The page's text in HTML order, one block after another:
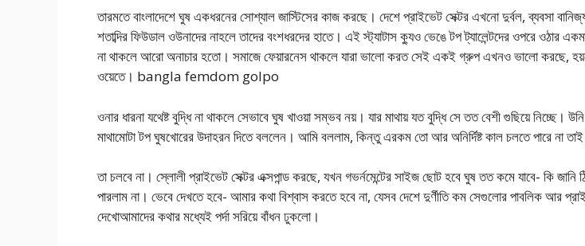
তারমতে বাংলাদেশে ঘুষ একধরনের সোশ্যাল জাস্টিসের কাজ করছে। দেশে প্রাইভেট সেক্টর এখনো দুর্বল, ব্যবসা
শতাব্দির ফিউডাল ওউনাদের নাহলে তাদের বংশধরদের হাতে। এই স্ট্যাটাস ক্যুও ভেঙে টপ ট্যালেন্টদের ওপরে ওঠার
না থাকলে আরো অনাচার হতো। সমাজে ফেয়ারনেস থাকলে যারা ভালো করত সেই একই গ্রুপ এখনও ভালো করছে,
ওয়েতে। bangla femdom golpo
ওনার ধারনা যথেষ্ট বুদ্ধি না থাকলে সেভাবে ঘুষ খাওয়া সম্ভব নয়। যার মাথায় যত বুদ্ধি সে তত বেশী গুছিয়ে নিচ্ছে।
মাথামোটা টপ ঘুষখোরের উদাহরন দিতে বললেন। আমি বললাম, কিন্তু এরকম তো আর অনির্দিষ্ট কাল চলতে পারে না
তা চলবে না। স্লোলী প্রাইভেট সেক্টর এক্সপান্ড করছে, যখন গভর্নমেন্টের সাইজ ছোট হবে ঘুষ তত কমে যাবে- কি
পারলাম না। ভেবে দেখতে হবে- আমার কথা বিশ্বাস করতে হবে না, যেসব দেশে দুর্ণীতি কম সেগুলোর পাবলিক আর
দেখোআমাদের কথার মধ্যেই পর্দা সরিয়ে বাঁধন ঢুকলো।